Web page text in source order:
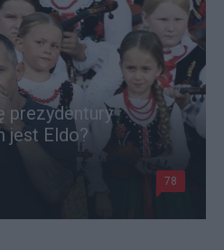
prezydentury
jest Eldo?
78